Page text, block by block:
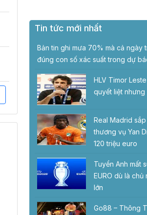
Tin tức mới nhất
Bản tin ghi mưa 70% mà cả ngày
đúng con số xác suất trong dự
HLV Timor
quyết liệt
Real Madrid
thương vụ Yan
120 triệu euro
Tuyển Anh mất
EURO dù là chủ
lớn
Go88 – Thông